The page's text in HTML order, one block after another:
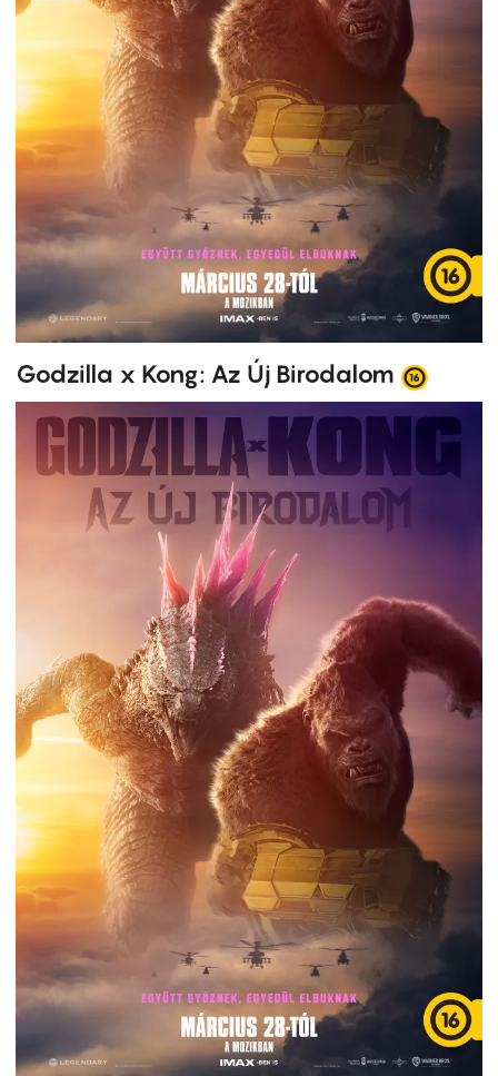
Godzilla x Kong: Az Új Birodalom